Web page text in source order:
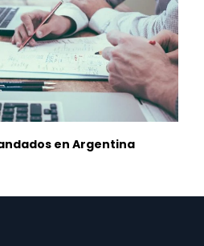
en Argentina